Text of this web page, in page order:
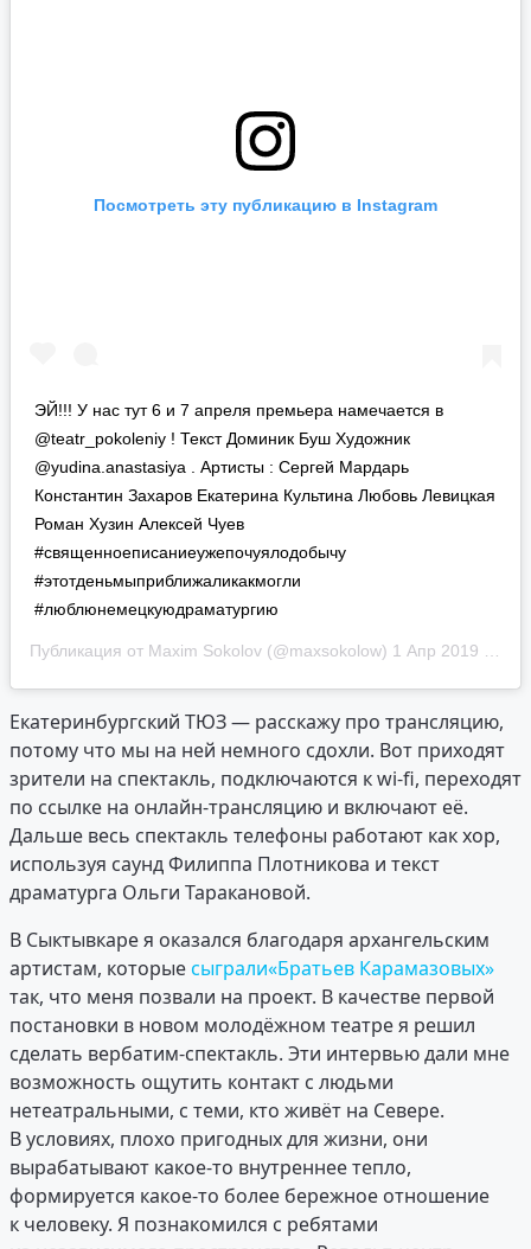
Посмотреть эту публикацию в Instagram
ЭЙ!!! У нас тут 6 и 7 апреля премьера намечается в
@teatr_pokoleniy ! Текст Доминик Буш Художник
@yudina.anastasiya . Артисты : Сергей Мардарь
Константин Захаров Екатерина Культина Любовь Левицкая
Роман Хузин Алексей Чуев
#священноеписаниеужепочуялодобычу
#этотденьмыприближаликакмогли
#люблюнемецкуюдраматургию
Публикация от Maxim Sokolov (@maxsokolow) 1 Апр 2019 в 10:52 PDT
Екатеринбургский ТЮЗ — расскажу про трансляцию,
потому что мы на ней немного сдохли. Вот приходят
зрители на спектакль, подключаются к wi-fi, переходят
по ссылке на онлайн-трансляцию и включают её.
Дальше весь спектакль телефоны работают как хор,
используя саунд Филиппа Плотникова и текст
драматурга Ольги Таракановой.
В Сыктывкаре я оказался благодаря архангельским
артистам, которыесыграли«Братьев Карамазовых»
так, что меня позвали на проект. В качестве первой
постановки в новом молодёжном театре я решил
сделать вербатим-спектакль. Эти интервью дали мне
возможность ощутить контакт с людьми
нетеатральными, с теми, кто живёт на Севере.
В условиях, плохо пригодных для жизни, они
вырабатывают какое-то внутреннее тепло,
формируется какое-то более бережное отношение
к человеку. Я познакомился с ребятами